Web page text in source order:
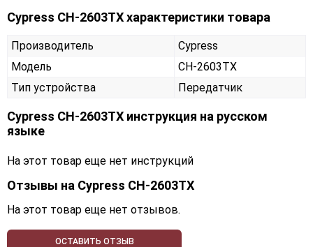
Cypress CH-2603TX характеристики товара
Производитель
Cypress
Модель
CH-2603TX
Тип устройства
Передатчик
Cypress CH-2603TX инструкция на русском
языке
На этот товар еще нет инструкций
Отзывы на Cypress CH-2603TX
На этот товар еще нет отзывов.
ОСТАВИТЬ ОТЗЫВ